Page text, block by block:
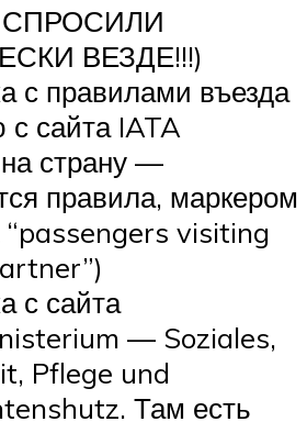
ВЕЗДЕ!!!)
с правилами въезда
сайта IATA
на страну —
правила, маркером
visiting
с сайта
— Soziales,
Pflege und
Там есть